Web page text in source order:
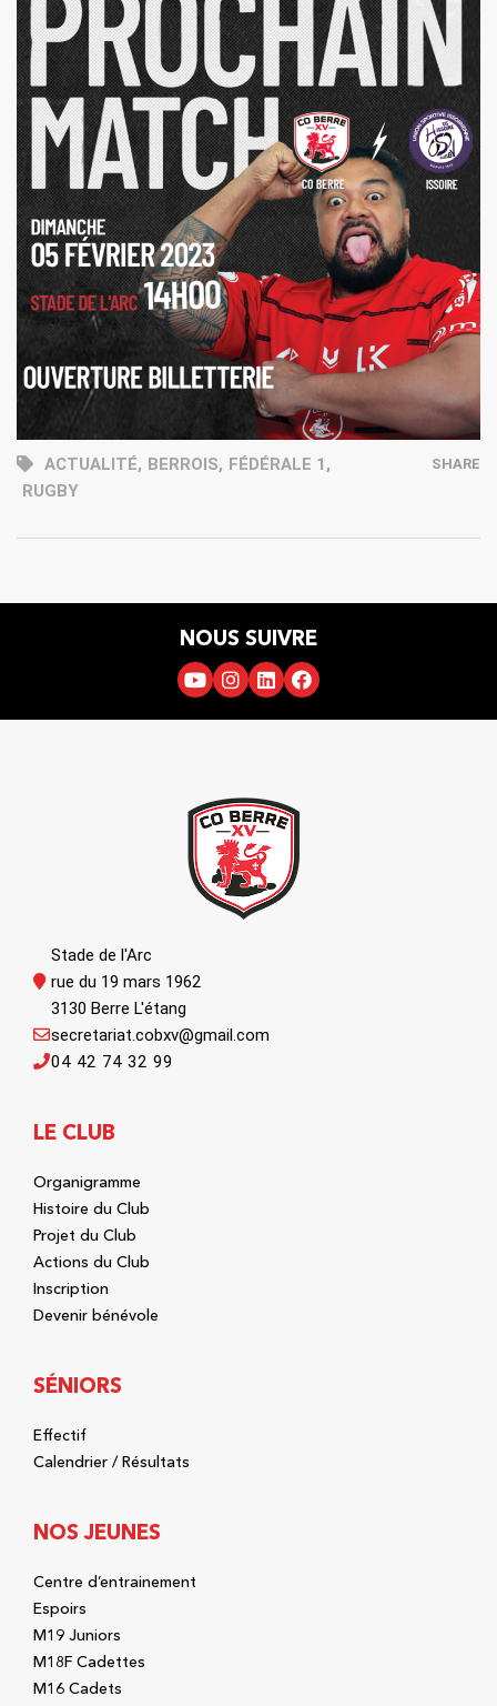
ACTUALITÉ, BERROIS, FÉDÉRALE 1 ,
RUGBY
SHARE
NOUS SUIVRE
Stade de l'Arc
rue du 19 mars 1962
3130 Berre L'étang
04 42 74 32 99
secretariat.cobxv@gmail.com
LE CLUB
Organigramme
Histoire du Club
Projet du Club
Actions du Club
Inscription
Devenir bénévole
SÉNIORS
Effectif
Calendrier / Résultats
NOS JEUNES
Centre d’entrainement
Espoirs
M19 Juniors
M18F Cadettes
M16 Cadets